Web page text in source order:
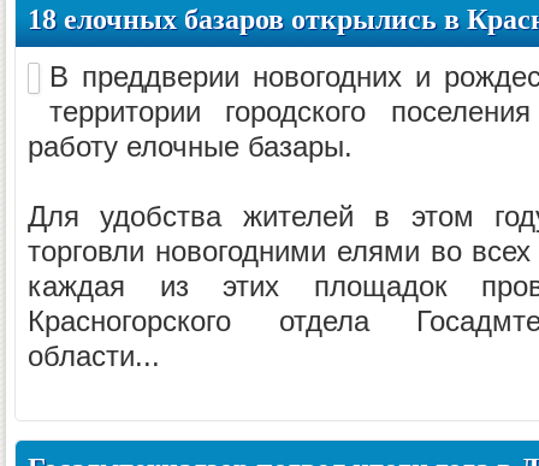
18 елочных базаров открылись в
В преддверии новогодних и
территории городского
работу елочные базары.
Для удобства жителей в этом
торговли новогодними елями во
каждая из этих площадок
Красногорского отдела
области...